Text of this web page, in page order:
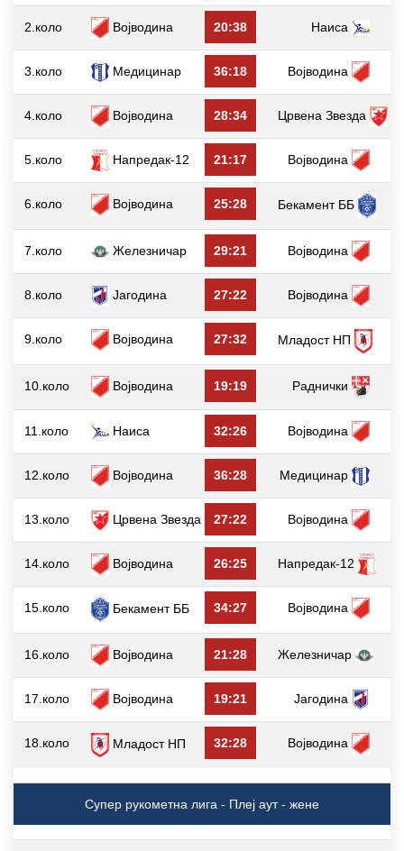
2.коло Војводина 20:38 Наиса
3.коло Медицинар 36:18 Војводина
4.коло Војводина 28:34 Црвена Звезда
5.коло Напредак-12 21:17 Војводина
6.коло Војводина 25:28 Бекамент ББ
7.коло Железничар 29:21 Војводина
8.коло Јагодина 27:22 Војводина
9.коло Војводина 27:32 Младост НП
10.коло Војводина 19:19 Раднички
11.коло Наиса 32:26 Војводина
12.коло Војводина 36:28 Медицинар
13.коло Црвена Звезда 27:22 Војводина
14.коло Војводина 26:25 Напредак-12
15.коло Бекамент ББ 34:27 Војводина
16.коло Војводина 21:28 Железничар
17.коло Војводина 19:21 Јагодина
18.коло Младост НП 32:28 Војводина
Супер рукометна лига - Плеј аут - жене